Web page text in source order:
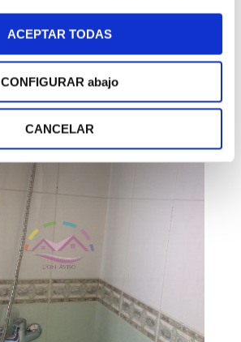
ACEPTAR TODAS
CONFIGURAR abajo
CANCELAR